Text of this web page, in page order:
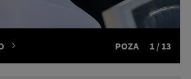
POZA 1 / 13